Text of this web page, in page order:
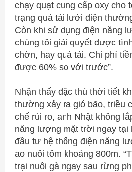
chạy quạt cung cấp oxy cho
trạng quá tải lưới điện
Còn khi sử dụng điện năng
chúng tôi giải quyết được
chờn, hay quá tải. Chi phí
được 60% so với trước”.
Nhận thấy đặc thù thời tiết
thường xảy ra gió bão, triều
chế rủi ro, anh Nhật không
năng lượng mặt trời ngay tại
đầu tư hệ thống điện năng
ao nuôi tôm khoảng 800m.
trại nuôi gà ngay sau rừng